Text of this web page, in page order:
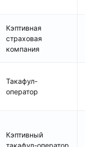
Кэптивная
страховая
компания
Такафул-
оператор
Кэптивный
такафул-оператор